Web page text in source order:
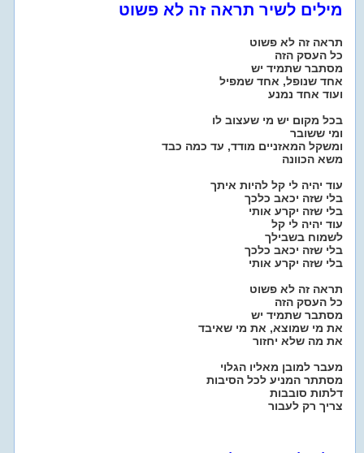
מילים לשיר תראה זה לא פשוט
תראה זה לא פשוט
כל העסק הזה
מסתבר שתמיד יש
אחד שנופל, אחד שמפיל
ועוד אחד נמנע
בכל מקום יש מי שעצוב לו
ומי ששובר
ומשקל המאזניים מודד, עד כמה כבד
משא הכוונה
עוד יהיה לי קל להיות איתך
בלי שזה יכאב כלכך
בלי שזה יקרע אותי
עוד יהיה לי קל
לשמוח בשבילך
בלי שזה יכאב כלכך
בלי שזה יקרע אותי
תראה זה לא פשוט
כל העסק הזה
מסתבר שתמיד יש
את מי שמוצא, את מי שאיבד
את מה שלא יחזור
מעבר למובן מאליו הגלוי
מסתתר המניע לכל הסיבות
דלתות סובבות
צריך רק לעבור